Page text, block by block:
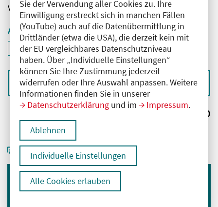
Sie der Verwendung aller Cookies zu. Ihre
Einwilligung erstreckt sich in manchen Fällen
(YouTube) auch auf die Datenübermittlung in
Drittländer (etwa die USA), die derzeit kein mit
der EU vergleichbares Datenschutzniveau
haben. Über „Individuelle Einstellungen“
können Sie Ihre Zustimmung jederzeit
widerrufen oder Ihre Auswahl anpassen. Weitere
Informationen finden Sie in unserer
Datenschutzerklärung und im Impressum.
Ablehnen
Individuelle Einstellungen
Alle Cookies erlauben
Veranstalter.
Aktive Filter
Filter
ID: ANT-2506359
deaktivieren und Suchergebnisse neu laden
Sortieren nach
Ergebnisse: 0
Immer informiert bleiben